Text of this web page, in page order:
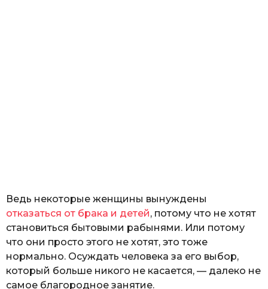
Ведь некоторые женщины вынуждены
отказаться от брака и детей, потому что не хотят
становиться бытовыми рабынями. Или потому
что они просто этого не хотят, это тоже
нормально. Осуждать человека за его выбор,
который больше никого не касается, — далеко не
самое благородное занятие.